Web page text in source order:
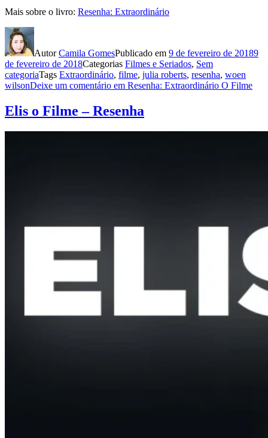
Mais sobre o livro: Resenha: Extraordinário
AutorCamila GomesPublicado em 9 de fevereiro de 20189
de fevereiro de 2018Categorias Filmes e Seriados, Sem
categoriaTags Extraordinário, filme, julia roberts, resenha, woen
wilsonDeixe um comentário em Resenha: Extraordinário O Filme
Elis o Filme – Resenha